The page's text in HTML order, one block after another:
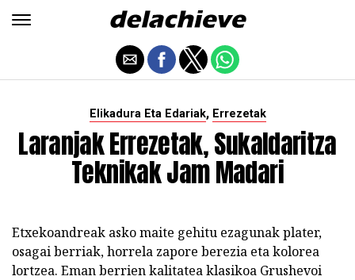
Elikadura Eta Edariak, Errezetak
Laranjak Errezetak, Sukaldaritza
Teknikak Jam Madari
Etxekoandreak asko maite gehitu ezagunak plater,
osagai berriak, horrela zapore berezia eta kolorea
lortzea. Eman berrien kalitatea klasikoa Grushevoi